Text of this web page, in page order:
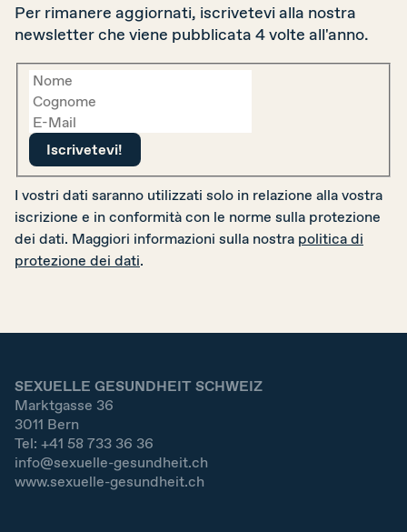
Per rimanere aggiornati, iscrivetevi alla nostra
newsletter che viene pubblicata 4 volte all'anno.
I vostri dati saranno utilizzati solo in relazione alla vostra
iscrizione e in conformità con le norme sulla protezione
dei dati. Maggiori informazioni sulla nostra politica di
protezione dei dati.
SEXUELLE GESUNDHEIT SCHWEIZ
Marktgasse 36
3011 Bern
Tel: +41 58 733 36 36
info@sexuelle-gesundheit.ch
www.sexuelle-gesundheit.ch